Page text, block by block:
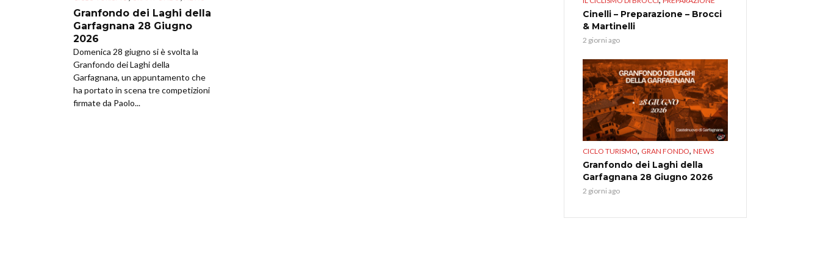
Granfondo dei Laghi della
Garfagnana 28 Giugno
2026
Domenica 28 giugno si è svolta la
Granfondo dei Laghi della
Garfagnana, un appuntamento che
ha portato in scena tre competizioni
firmate da Paolo...
Cinelli – Preparazione – Brocci
& Martinelli
2 giorni ago
CICLO TURISMO, GRAN FONDO, NEWS
Granfondo dei Laghi della
Garfagnana 28 Giugno 2026
2 giorni ago